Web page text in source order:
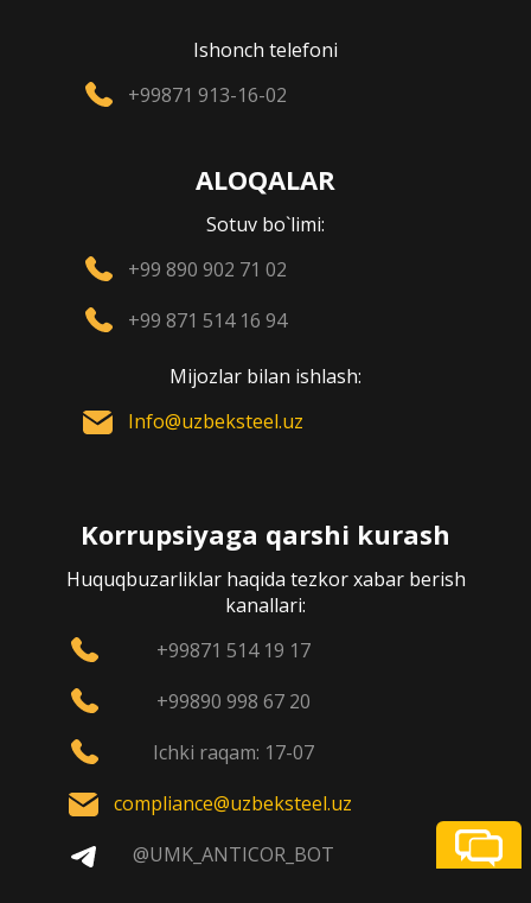
Ishonch telefoni
+99871 913-16-02
ALOQALAR
Sotuv bo`limi:
+99 890 902 71 02
+99 871 514 16 94
Mijozlar bilan ishlash:
Info@uzbeksteel.uz
Korrupsiyaga qarshi kurash
Huquqbuzarliklar haqida tezkor xabar berish
kanallari:
+99871 514 19 17
+99890 998 67 20
Ichki raqam: 17-07
compliance@uzbeksteel.uz
@UMK_ANTICOR_BOT